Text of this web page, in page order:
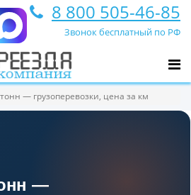
8 800 505-46-85
Звонок бесплатный по РФ
— грузоперевозки, цена за км
—